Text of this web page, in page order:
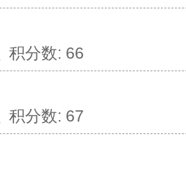
积分数: 66
积分数: 67